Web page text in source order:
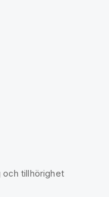
och tillhörighet